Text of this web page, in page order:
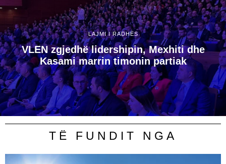
LAJMI I RADHËS
VLEN zgjedhë lidershipin, Mexhiti dhe
Kasami marrin timonin partiak
TË FUNDIT NGA